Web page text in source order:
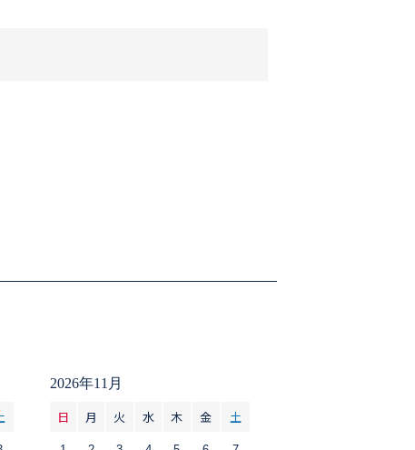
2026年11月
日 月 火 水 木 金 土